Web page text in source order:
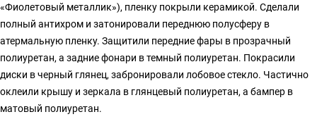
«Фиолетовый металлик»), пленку покрыли керамикой. Сделали
полный антихром и затонировали переднюю полусферу в
атермальную пленку. Защитили передние фары в прозрачный
полиуретан, а задние фонари в темный полиуретан. Покрасили
диски в черный глянец, забронировали лобовое стекло. Частично
оклеили крышу и зеркала в глянцевый полиуретан, а бампер в
матовый полиуретан.